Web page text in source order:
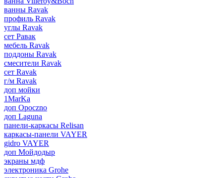
ванны Ravak
профиль Ravak
углы Ravak
сет Равак
мебель Ravak
поддоны Ravak
смесители Ravak
сет Ravak
г/м Ravak
доп мойки
1MarKa
доп Opoczno
доп Laguna
панели-каркасы Relisan
каркасы-панели VAYER
gidro VAYER
доп Мойдодыр
экраны мдф
электроника Grohe